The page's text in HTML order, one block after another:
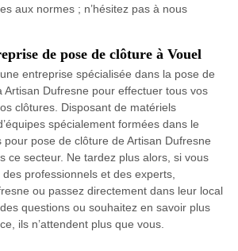
aux normes ; n’hésitez pas à nous
de pose de clôture à Vouel
entreprise spécialisée dans la pose de
Artisan Dufresne pour effectuer tous vos
clôtures. Disposant de matériels
spécialement formées dans le
pose de clôture de Artisan Dufresne
ce secteur. Ne tardez plus alors, si vous
professionnels et des experts,
ou passez directement dans leur local
questions ou souhaitez en savoir plus
ils n’attendent plus que vous.